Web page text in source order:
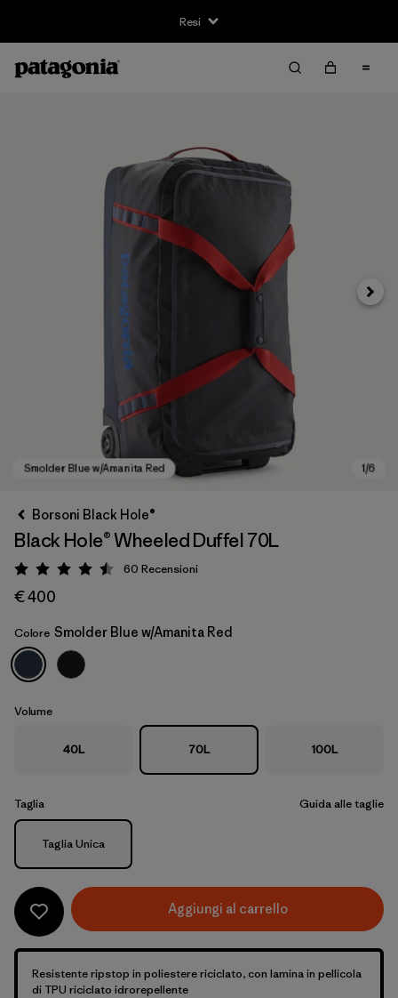
Resi
Smolder Blue w/Amanita Red
Avanti
Borsoni Black Hole®
Black Hole® Wheeled Duffel 70L
Valutazione: 4.5 / 5
60 Recensioni
€ 400
Colore Smolder Blue w/Amanita Red
Volume
40L 70L 100L
Taglia Guida alle taglie
Taglia
Taglia Unica
Aggiungi al carrello
Resistente ripstop in poliestere riciclato, con lamina in pellicola
di TPU riciclato idrorepellente